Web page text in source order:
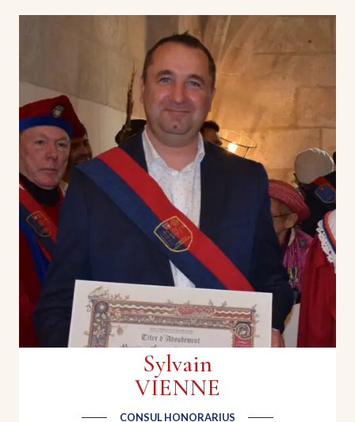
Sylvain
VIENNE
CONSUL HONORARIUS
Dellong FAMILLE
Poissonnerie | L’Étoile de Mer (aux Halles)
Depuis plus de 20 ans, une histoire familiale et
une passion du poisson et du commerce.